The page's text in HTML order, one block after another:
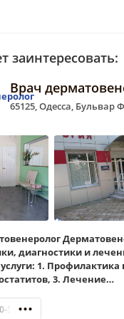
заинтересовать:
Врач
65125, Одесса, Бульвар
диагностики и
1. Профилактика
3. Лечение…
58-75